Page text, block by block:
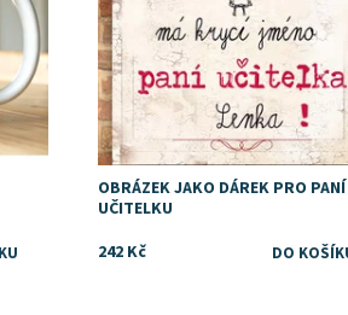
OBRÁZEK JAKO DÁREK PRO PANÍ
UČITELKU
242 Kč